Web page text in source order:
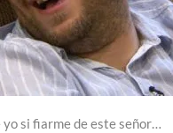
yo si fiarme de este señor…